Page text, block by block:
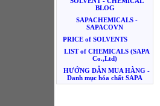
BLOG
SAPACHEMICALS -
SAPACOVN
PRICE of SOLVENTS
LIST of CHEMICALS (SAPA
Co.,Ltd)
HƯỚNG DẪN MUA HÀNG -
Danh mục hóa chất SAPA